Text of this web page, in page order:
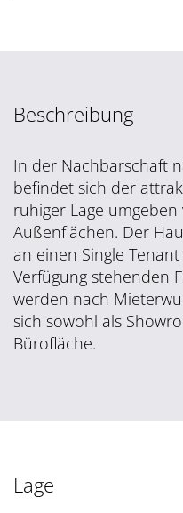
Beschreibung
In der Nachbarschaft
befindet sich der
ruhiger Lage
Außenflächen. Der
an einen Single
Verfügung stehenden
werden nach
sich sowohl als
Bürofläche.
Lage